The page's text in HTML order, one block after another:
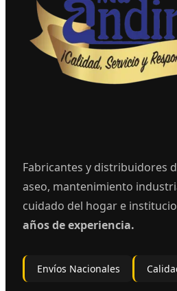
Fabricantes y distribuidores
aseo, mantenimiento
cuidado del hogar e
años de experiencia.
Envíos Nacionales